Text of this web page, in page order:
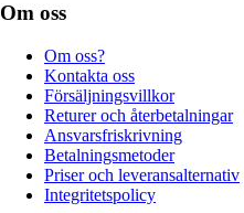
Om oss
Om oss?
Kontakta oss
Försäljningsvillkor
Returer och återbetalningar
Ansvarsfriskrivning
Betalningsmetoder
Priser och leveransalternativ
Integritetspolicy